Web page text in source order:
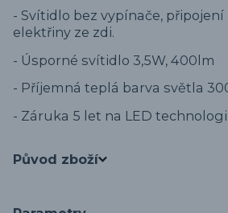
- Svítidlo bez vypínače, připojení
elektřiny ze zdi.
- Úsporné svítidlo 3,5W, 400lm
- Příjemná teplá barva světla
- Záruka 5 let na LED
Původ zboží